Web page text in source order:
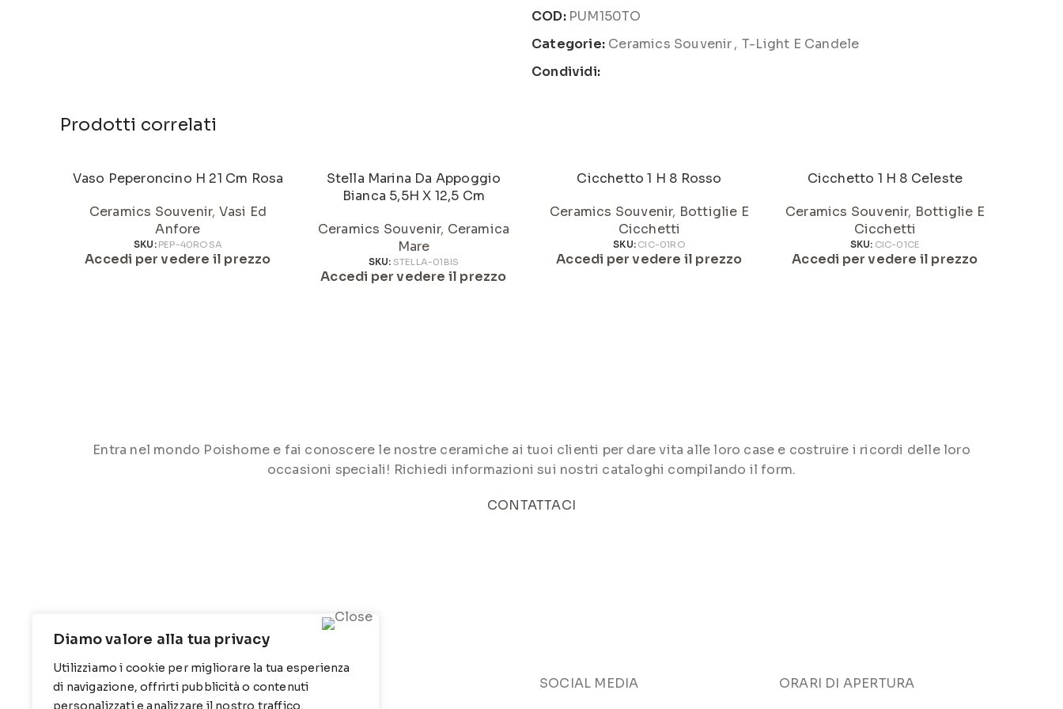
Diamo valore alla tua privacy
Utilizziamo i cookie per migliorare la tua esperienza
di navigazione, offrirti pubblicità o contenuti
personalizzati e analizzare il nostro traffico.
COD: PUM150TO
Categorie: Ceramics Souvenir, T-Light E Candele
Condividi:
Prodotti correlati
Vaso Peperoncino H 21 Cm Rosa
Ceramics Souvenir, Vasi Ed
Anfore
SKU: PEP-40ROSA
Accedi per vedere il prezzo
Stella Marina Da Appoggio
Bianca 5,5H X 12,5 Cm
Ceramics Souvenir, Ceramica
Mare
SKU: STELLA-01BIS
Accedi per vedere il prezzo
Cicchetto 1 H 8 Rosso
Ceramics Souvenir, Bottiglie E
Cicchetti
SKU: CIC-01RO
Accedi per vedere il prezzo
Cicchetto 1 H 8 Celeste
Ceramics Souvenir, Bottiglie E
Cicchetti
SKU: CIC-01CE
Accedi per vedere il prezzo
Entra nel mondo Poishome e fai conoscere le nostre ceramiche ai tuoi clienti per dare vita alle loro case e costruire i ricordi delle loro
occasioni speciali! Richiedi informazioni sui nostri cataloghi compilando il form.
CONTATTACI
CONTATTI
INFO
SOCIAL MEDIA
ORARI DI APERTURA